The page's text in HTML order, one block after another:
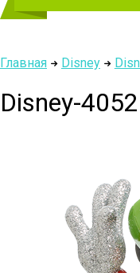
Главная Disney
Disney-